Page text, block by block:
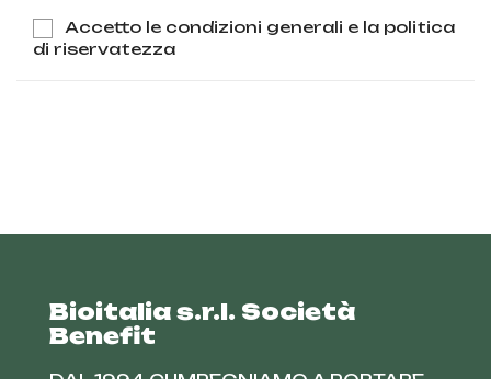
Accetto le condizioni generali e la politica
di riservatezza
Bioitalia s.r.l. Società
Benefit